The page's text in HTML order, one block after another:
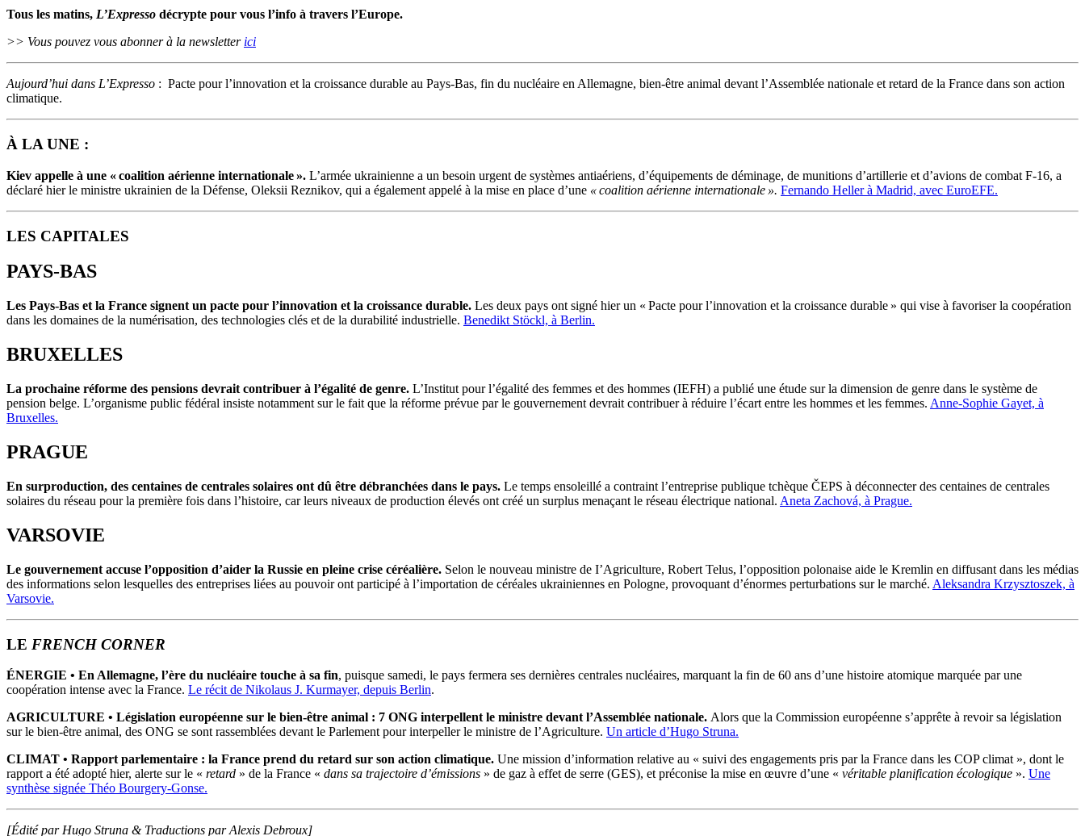
Tous les matins, L’Expresso décrypte pour vous l’info à travers l’Europe.
>> Vous pouvez vous abonner à la newsletter ici
Aujourd’hui dans L’Expresso : Pacte pour l’innovation et la croissance durable au Pays-Bas, fin du nucléaire en Allemagne, bien-être animal devant l’Assemblée nationale et retard de la France dans son action
climatique.
À LA UNE :
Kiev appelle à une « coalition aérienne internationale ». L’armée ukrainienne a un besoin urgent de systèmes antiaériens, d’équipements de déminage, de munitions d’artillerie et d’avions de combat F-16, a
déclaré hier le ministre ukrainien de la Défense, Oleksii Reznikov, qui a également appelé à la mise en place d’une « coalition aérienne internationale ». Fernando Heller à Madrid, avec EuroEFE.
LES CAPITALES
PAYS-BAS
Les Pays-Bas et la France signent un pacte pour l’innovation et la croissance durable. Les deux pays ont signé hier un « Pacte pour l’innovation et la croissance durable » qui vise à favoriser la coopération
dans les domaines de la numérisation, des technologies clés et de la durabilité industrielle. Benedikt Stöckl, à Berlin.
BRUXELLES
La prochaine réforme des pensions devrait contribuer à l’égalité de genre. L’Institut pour l’égalité des femmes et des hommes (IEFH) a publié une étude sur la dimension de genre dans le système de
pension belge. L’organisme public fédéral insiste notamment sur le fait que la réforme prévue par le gouvernement devrait contribuer à réduire l’écart entre les hommes et les femmes. Anne-Sophie Gayet, à
Bruxelles.
PRAGUE
En surproduction, des centaines de centrales solaires ont dû être débranchées dans le pays. Le temps ensoleillé a contraint l’entreprise publique tchèque ČEPS à déconnecter des centaines de centrales
solaires du réseau pour la première fois dans l’histoire, car leurs niveaux de production élevés ont créé un surplus menaçant le réseau électrique national. Aneta Zachová, à Prague.
VARSOVIE
Le gouvernement accuse l’opposition d’aider la Russie en pleine crise céréalière. Selon le nouveau ministre de I’Agriculture, Robert Telus, l’opposition polonaise aide le Kremlin en diffusant dans les médias
des informations selon lesquelles des entreprises liées au pouvoir ont participé à l’importation de céréales ukrainiennes en Pologne, provoquant d’énormes perturbations sur le marché. Aleksandra Krzysztoszek, à
Varsovie.
LE FRENCH CORNER
ÉNERGIE • En Allemagne, l’ère du nucléaire touche à sa fin, puisque samedi, le pays fermera ses dernières centrales nucléaires, marquant la fin de 60 ans d’une histoire atomique marquée par une
coopération intense avec la France. Le récit de Nikolaus J. Kurmayer, depuis Berlin.
AGRICULTURE • Législation européenne sur le bien-être animal : 7 ONG interpellent le ministre devant l’Assemblée nationale. Alors que la Commission européenne s’apprête à revoir sa législation
sur le bien-être animal, des ONG se sont rassemblées devant le Parlement pour interpeller le ministre de l’Agriculture. Un article d’Hugo Struna.
CLIMAT • Rapport parlementaire : la France prend du retard sur son action climatique. Une mission d’information relative au « suivi des engagements pris par la France dans les COP climat », dont le
rapport a été adopté hier, alerte sur le « retard » de la France « dans sa trajectoire d’émissions » de gaz à effet de serre (GES), et préconise la mise en œuvre d’une « véritable planification écologique ». Une
synthèse signée Théo Bourgery-Gonse.
[Édité par Hugo Struna & Traductions par Alexis Debroux]